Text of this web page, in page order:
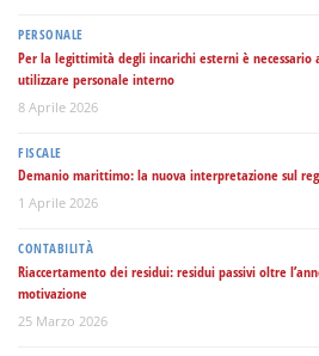
PERSONALE
Per la legittimità degli incarichi esterni è necessario
utilizzare personale interno
8 Aprile 2026
FISCALE
Demanio marittimo: la nuova interpretazione sul
1 Aprile 2026
CONTABILITÀ
Riaccertamento dei residui: residui passivi oltre
motivazione
25 Marzo 2026